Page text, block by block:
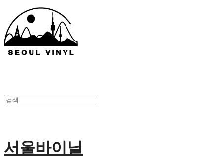
서울바이닐